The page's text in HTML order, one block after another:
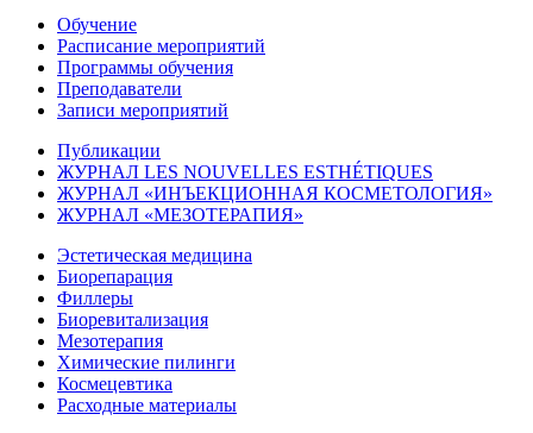
Обучение
Расписание мероприятий
Программы обучения
Преподаватели
Записи мероприятий
Публикации
ЖУРНАЛ LES NOUVELLES ESTHÉTIQUES
ЖУРНАЛ «ИНЪЕКЦИОННАЯ КОСМЕТОЛОГИЯ»
ЖУРНАЛ «МЕЗОТЕРАПИЯ»
Эстетическая медицина
Биорепарация
Филлеры
Биоревитализация
Мезотерапия
Химические пилинги
Космецевтика
Расходные материалы